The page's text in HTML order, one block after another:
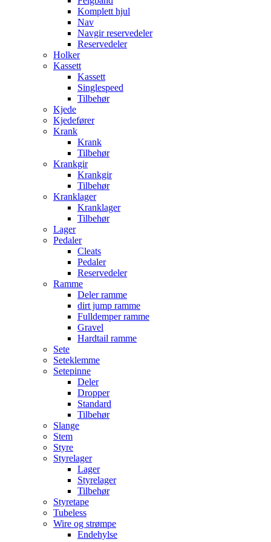
Komplett hjul
Nav
Navgir reservedeler
Reservedeler
Holker
Kassett
Kassett
Singlespeed
Tilbehør
Kjede
Kjedefører
Krank
Krank
Tilbehør
Krankgir
Krankgir
Tilbehør
Kranklager
Kranklager
Tilbehør
Lager
Pedaler
Cleats
Pedaler
Reservedeler
Ramme
Deler ramme
dirt jump ramme
Fulldemper ramme
Gravel
Hardtail ramme
Sete
Seteklemme
Setepinne
Deler
Dropper
Standard
Tilbehør
Slange
Stem
Styre
Styrelager
Lager
Styrelager
Tilbehør
Styretape
Tubeless
Wire og strømpe
Endehylse